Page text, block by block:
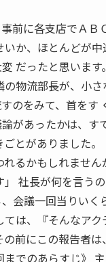
事前に各支店でＡ
か、ほとんどが中
だったと思います。
物流部長が、小さ
のをみて、首をす
論があったかは、
とがありました。
るかもしれませ
社長が何を言う
、会議一回当りい
は、『そんなア
の前にこの報告者
までのあらすじ》